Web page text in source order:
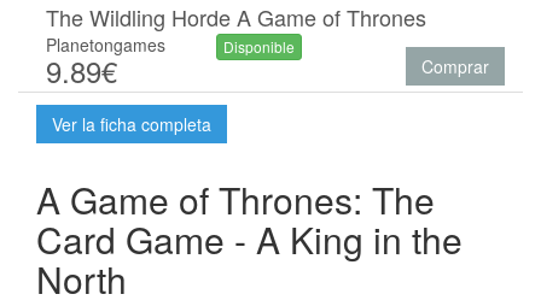
The Wildling Horde A Game of Thrones
Planetongames
9.89€
Disponible
Comprar
Ver la ficha completa
A Game of Thrones: The
Card Game - A King in the
North